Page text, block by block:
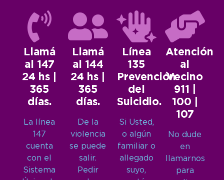
Llamá
al 147
24 hs |
365
días.
La línea
147
cuenta
con el
Sistema
Llamá
al 144
24 hs |
365
días.
De la
violencia
se puede
salir.
Pedir
Línea
135
Prevención
del
Suicidio.
Si Usted,
o algún
familiar o
allegado
suyo,
Atención
al
Vecino
911 |
100 |
107
No dude
en
llamarnos
para